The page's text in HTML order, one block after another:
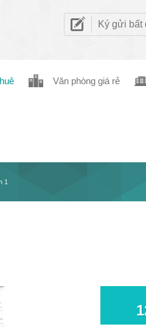
Ký gửi bất
Văn phòng giá rẻ
1